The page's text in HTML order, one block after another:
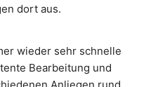
dort aus.
wieder sehr schnelle
Bearbeitung und